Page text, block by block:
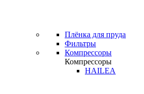
Плёнка для пруда
Фильтры
Компрессоры
Компрессоры
HAILEA